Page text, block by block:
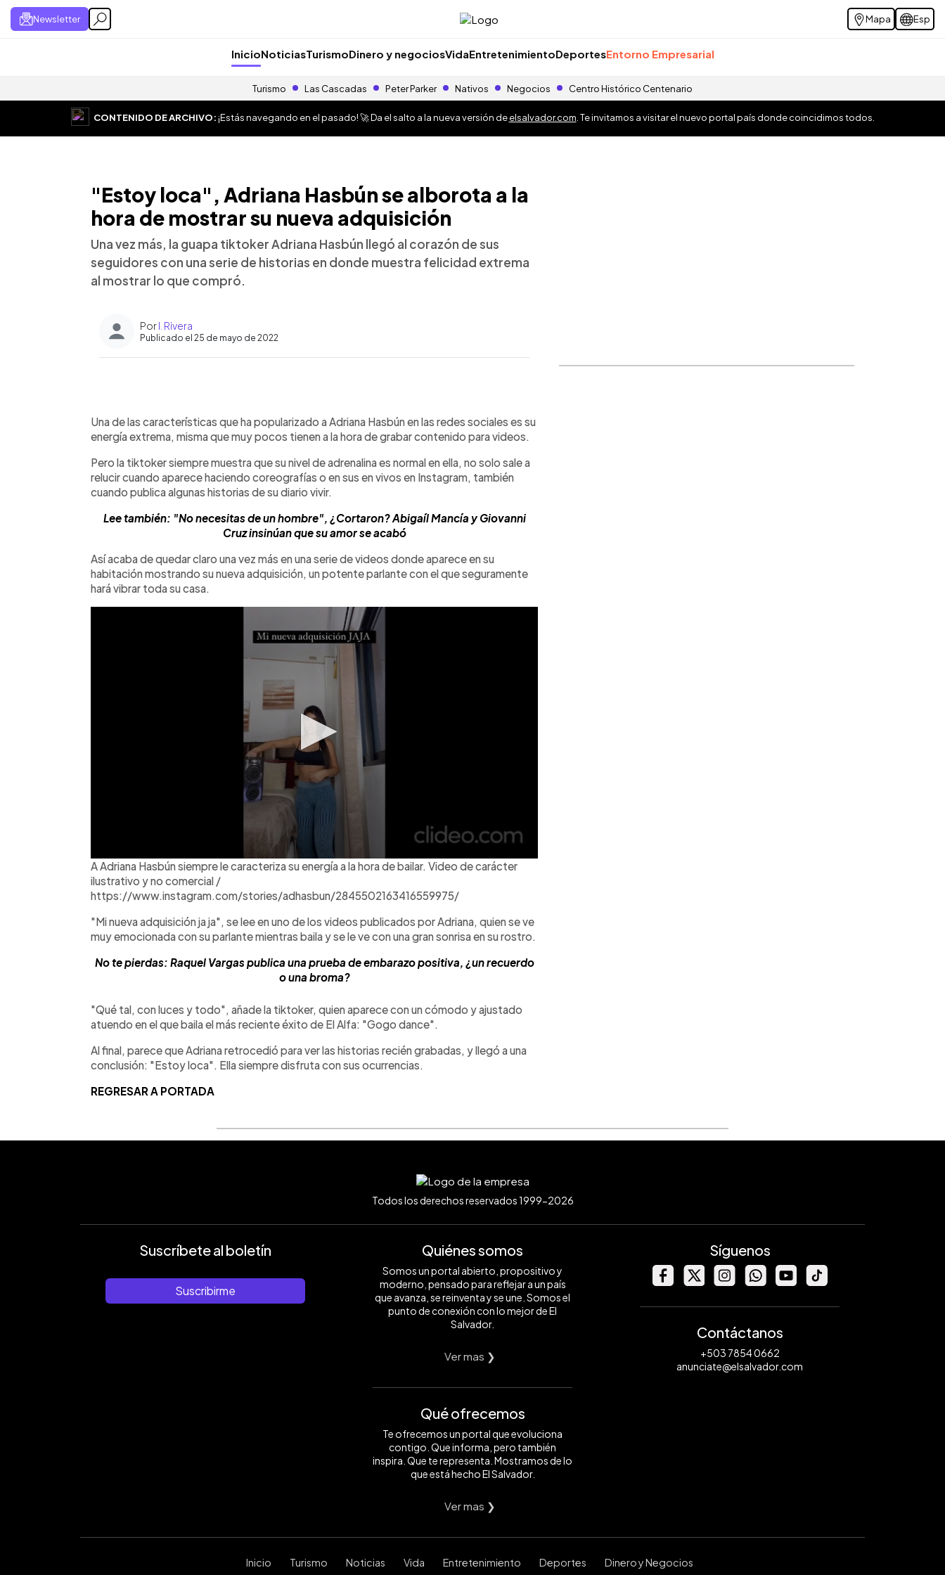
Newsletter Mapa Esp
InicioNoticiasTurismoDinero y negociosVidaEntretenimientoDeportesEntorno Empresarial
Turismo Las Cascadas Peter Parker Nativos Negocios Centro Histórico Centenario
CONTENIDO DE ARCHIVO:¡Estás navegando en el pasado! 🚀 Da el salto a la nueva versión deelsalvador.com . Te invitamos a visitar el nuevo portal país donde coincidimos todos.
"Estoy loca", Adriana Hasbún se alborota a la
hora de mostrar su nueva adquisición
Una vez más, la guapa tiktoker Adriana Hasbún llegó al corazón de sus
seguidores con una serie de historias en donde muestra felicidad extrema
al mostrar lo que compró.
PorI. Rivera
Publicado el 25 de mayo de 2022
Escuchar artículo
Una de las características que ha popularizado a Adriana Hasbún en las redes sociales es su
energía extrema, misma que muy pocos tienen a la hora de grabar contenido para videos.
Pero la tiktoker siempre muestra que su nivel de adrenalina es normal en ella, no solo sale a
relucir cuando aparece haciendo coreografías o en sus en vivos en Instagram, también
cuando publica algunas historias de su diario vivir.
Lee también: "No necesitas de un hombre", ¿Cortaron? Abigaíl Mancía y Giovanni
Cruz insinúan que su amor se acabó
Así acaba de quedar claro una vez más en una serie de videos donde aparece en su
habitación mostrando su nueva adquisición, un potente parlante con el que seguramente
hará vibrar toda su casa.
A Adriana Hasbún siempre le caracteriza su energía a la hora de bailar. Video de carácter
ilustrativo y no comercial /
https://www.instagram.com/stories/adhasbun/2845502163416559975/
"Mi nueva adquisición ja ja", se lee en uno de los videos publicados por Adriana, quien se ve
muy emocionada con su parlante mientras baila y se le ve con una gran sonrisa en su rostro.
No te pierdas: Raquel Vargas publica una prueba de embarazo positiva, ¿un recuerdo
o una broma?
"Qué tal, con luces y todo", añade la tiktoker, quien aparece con un cómodo y ajustado
atuendo en el que baila el más reciente éxito de El Alfa: "Gogo dance".
Al final, parece que Adriana retrocedió para ver las historias recién grabadas, y llegó a una
conclusión: "Estoy loca". Ella siempre disfruta con sus ocurrencias.
REGRESAR A PORTADA
Todos los derechos reservados 1999-2026
Suscríbete al boletín
Suscribirme
Quiénes somos
Somos un portal abierto, propositivo y
moderno, pensado para reflejar a un país
que avanza, se reinventa y se une. Somos el
punto de conexión con lo mejor de El
Salvador.
Ver mas ❯
Qué ofrecemos
Te ofrecemos un portal que evoluciona
contigo. Que informa, pero también
inspira. Que te representa. Mostramos de lo
que está hecho El Salvador.
Ver mas ❯
Síguenos
Contáctanos
+503 7854 0662
anunciate@elsalvador.com
Inicio Turismo Noticias Vida Entretenimiento Deportes Dinero y Negocios